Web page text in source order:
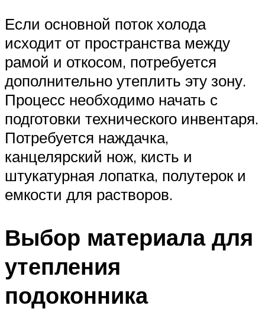
Если основной поток холода
исходит от пространства между
рамой и откосом, потребуется
дополнительно утеплить эту зону.
Процесс необходимо начать с
подготовки технического инвентаря.
Потребуется наждачка,
канцелярский нож, кисть и
штукатурная лопатка, полутерок и
емкости для растворов.
Выбор материала для
утепления
подоконника